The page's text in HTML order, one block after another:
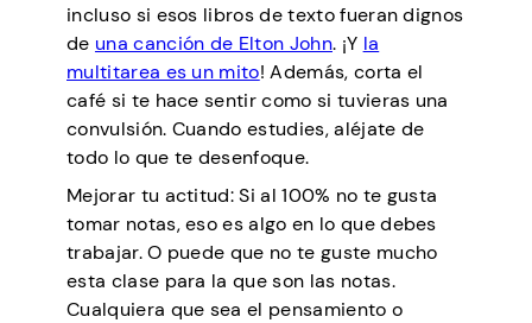
incluso si esos libros de texto fueran dignos
de una canción de Elton John. ¡Y la
multitarea es un mito! Además, corta el
café si te hace sentir como si tuvieras una
convulsión. Cuando estudies, aléjate de
todo lo que te desenfoque.
Mejorar tu actitud: Si al 100% no te gusta
tomar notas, eso es algo en lo que debes
trabajar. O puede que no te guste mucho
esta clase para la que son las notas.
Cualquiera que sea el pensamiento o